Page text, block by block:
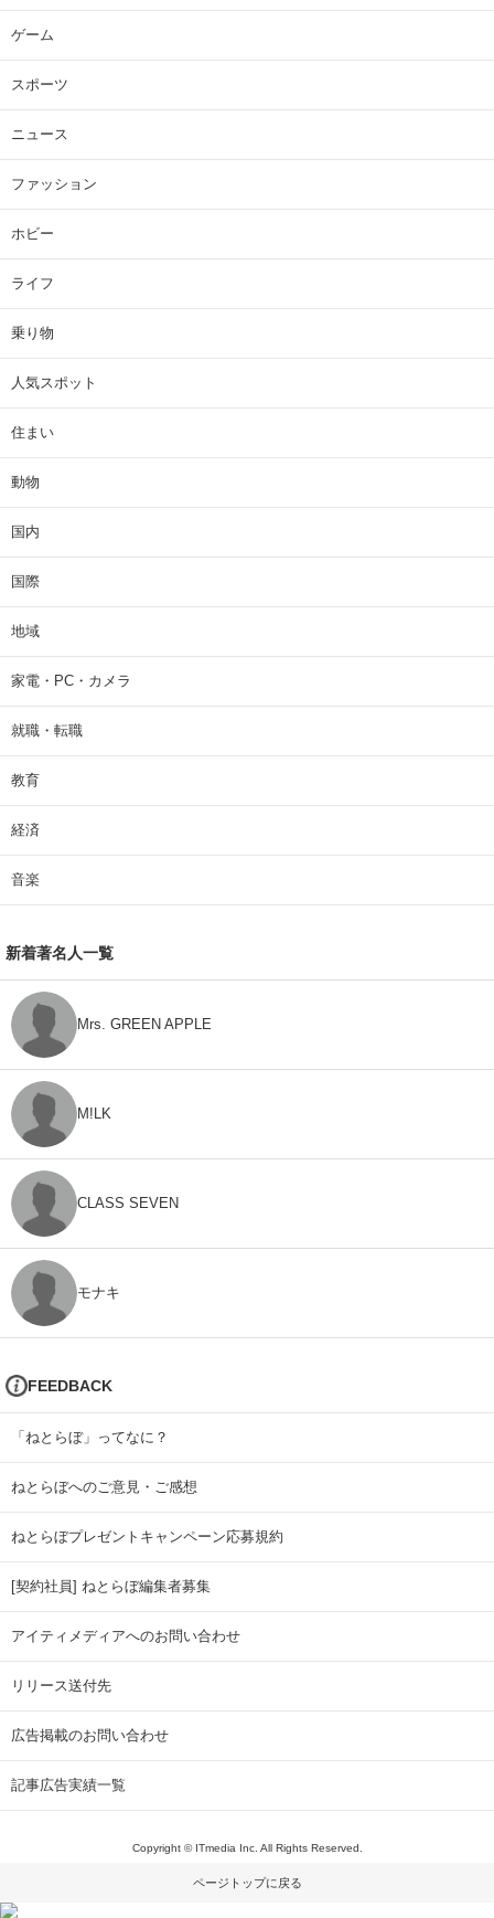
ゲーム
スポーツ
ニュース
ファッション
ホビー
ライフ
乗り物
人気スポット
住まい
動物
国内
国際
地域
家電・PC・カメラ
就職・転職
教育
経済
音楽
新着著名人一覧
Mrs. GREEN APPLE
M!LK
CLASS SEVEN
モナキ
FEEDBACK
「ねとらぼ」ってなに？
ねとらぼへのご意見・ご感想
ねとらぼプレゼントキャンペーン応募規約
[契約社員] ねとらぼ編集者募集
アイティメディアへのお問い合わせ
リリース送付先
広告掲載のお問い合わせ
記事広告実績一覧
Copyright © ITmedia Inc. All Rights Reserved.
ページトップに戻る